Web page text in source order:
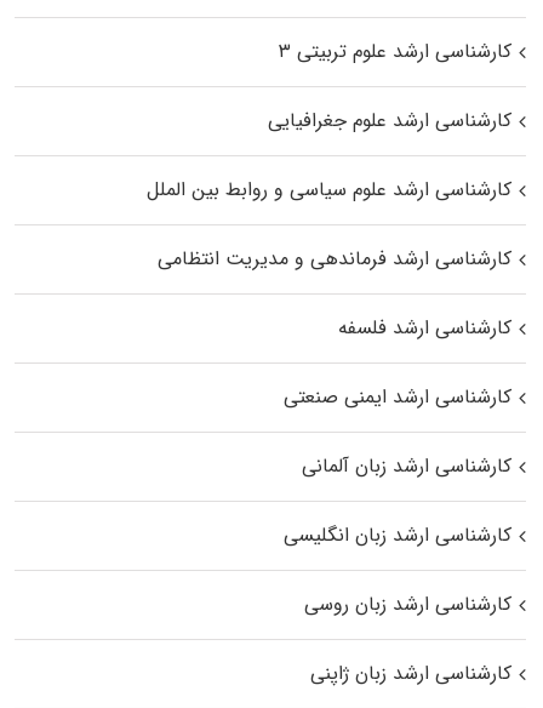
کارشناسی ارشد علوم تربیتی ۳
کارشناسی ارشد علوم جغرافیایی
کارشناسی ارشد علوم سیاسی و روابط بین الملل
کارشناسی ارشد فرماندهی و مدیریت انتظامی
کارشناسی ارشد فلسفه
کارشناسی ارشد ایمنی صنعتی
کارشناسی ارشد زبان آلمانی
کارشناسی ارشد زبان انگلیسی
کارشناسی ارشد زبان روسی
کارشناسی ارشد زبان ژاپنی